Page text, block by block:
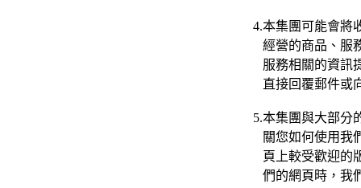
4.本集團可能會將
經營的商品、服務
服務相關的資訊提
直接回覆郵件或向
5.本集團與大部分
關您如何使用我們
頁上較受歡迎的版
們的網頁時，我們